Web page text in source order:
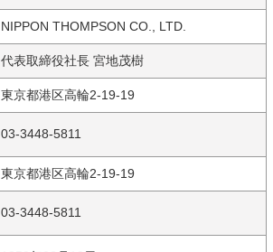
NIPPON THOMPSON CO., LTD.
代表取締役社長 宮地茂樹
東京都港区高輪2-19-19
03-3448-5811
東京都港区高輪2-19-19
03-3448-5811